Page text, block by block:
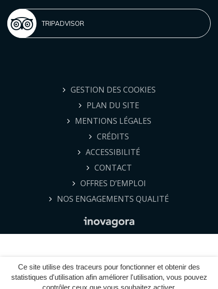
Ce site utilise des traceurs pour fonctionner et obtenir des
statistiques d'utilisation afin améliorer l'utilisation, vous pouvez
contrôler ceux que vous souhaitez activer.
TRIPADVISOR
GESTION DES COOKIES
PLAN DU SITE
MENTIONS LÉGALES
CRÉDITS
ACCESSIBILITÉ
CONTACT
OFFRES D’EMPLOI
NOS ENGAGEMENTS QUALITÉ